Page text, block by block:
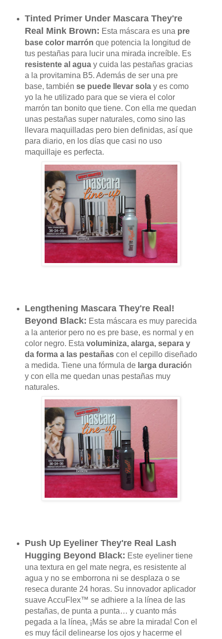
Tinted Primer Under Mascara They're
Real Mink Brown: Esta máscara es una pre
base color marrón que potencia la longitud de
tus pestañas para lucir una mirada increíble. Es
resistente al agua y cuida las pestañas gracias
a la provitamina B5. Además de ser una pre
base, también se puede llevar solay es como
yo la he utilizado para que se viera el color
marrón tan bonito que tiene. Con ella me quedan
unas pestañas super naturales, como sino las
llevara maquilladas pero bien definidas, así que
para diario, en los días que casi no uso
maquillaje es perfecta.
Lengthening Mascara They're Real!
Beyond Black: Esta máscara es muy parecida
a la anterior pero no es pre base, es normal y en
color negro. Esta voluminiza, alarga, separa y
da forma a las pestañascon el cepillo diseñado
a medida. Tiene una fórmula de larga duración
y con ella me quedan unas pestañas muy
naturales.
Push Up Eyeliner They're Real Lash
Hugging Beyond Black: Este eyeliner tiene
una textura en gel mate negra, es resistente al
agua y no se emborrona ni se desplaza o se
reseca durante 24 horas. Su innovador aplicador
suave AccuFlex™ se adhiere a la línea de las
pestañas, de punta a punta… y cuanto más
pegada a la línea, ¡Más se abre la mirada! Con el
es muy fácil delinearse los ojos y hacerme el